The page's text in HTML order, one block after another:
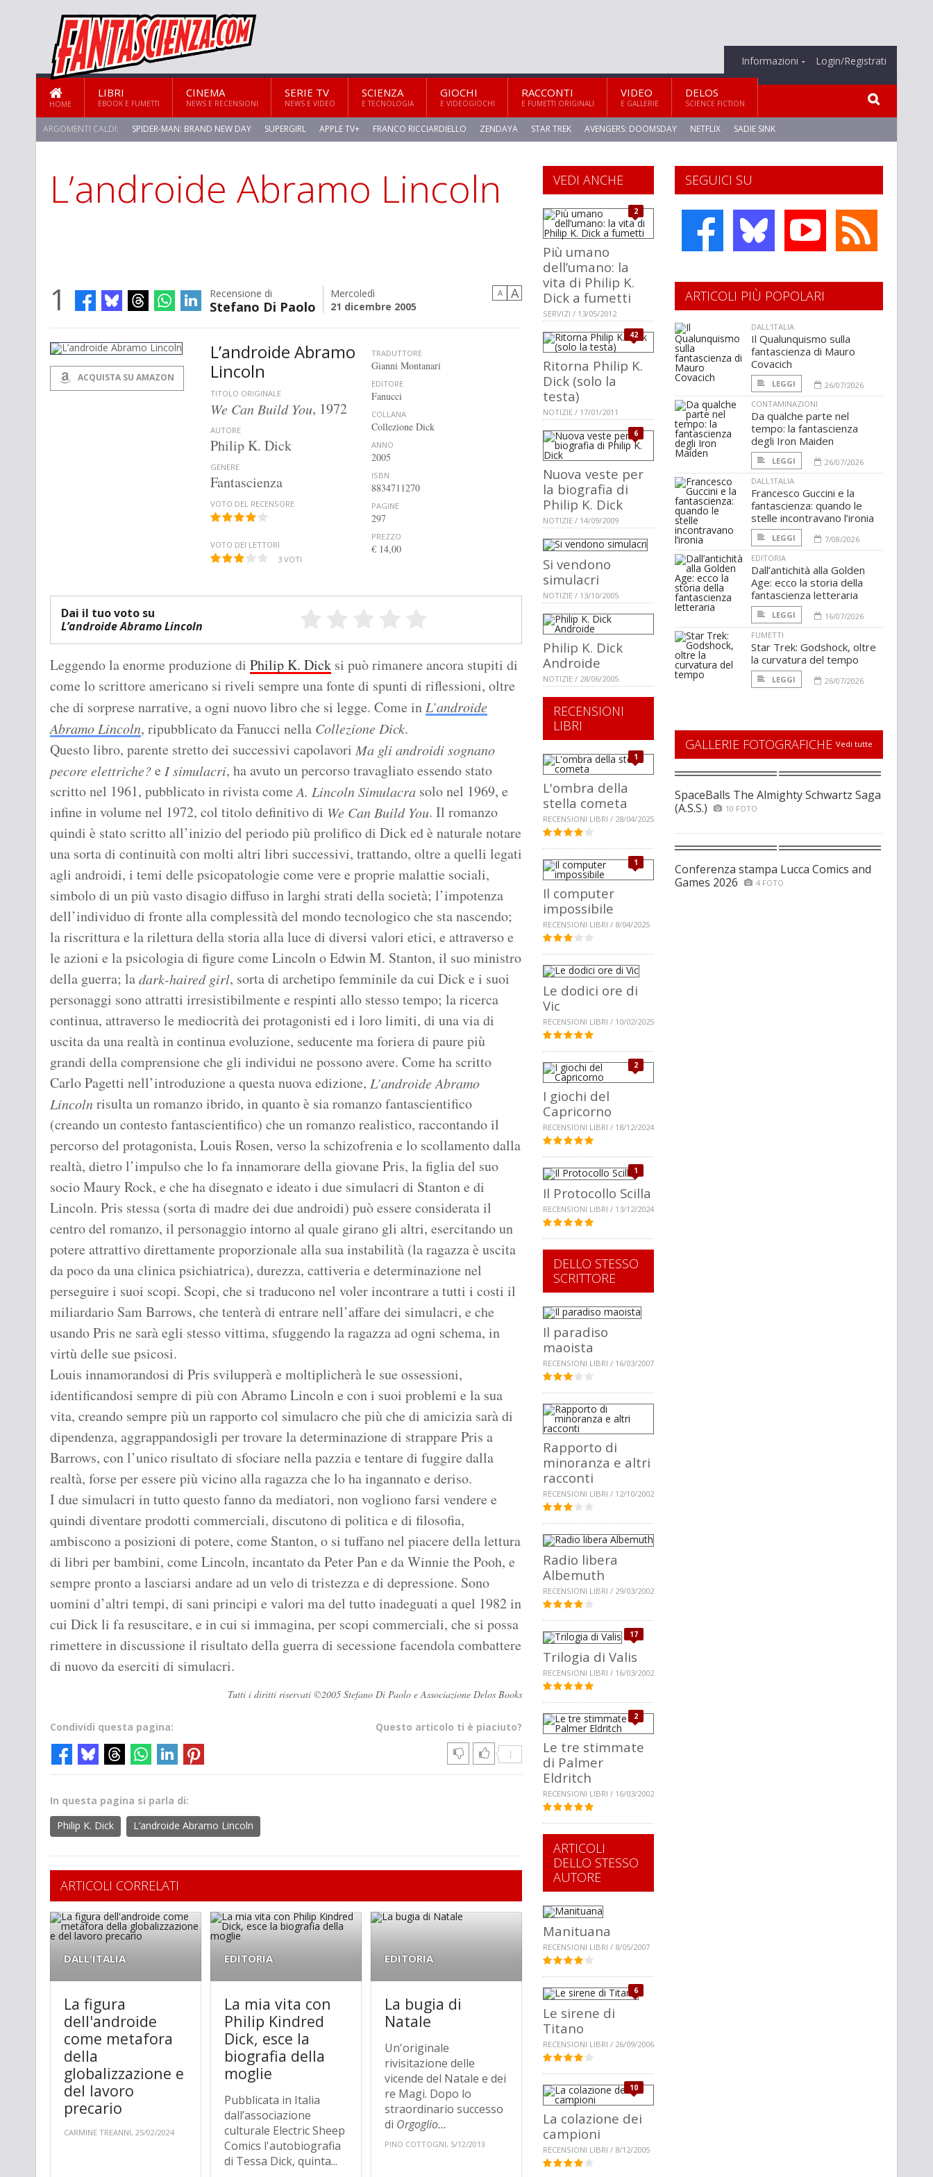
Informazioni Login/Registrati
HOME
LIBRI
EBOOK E FUMETTI
CINEMA
NEWS E RECENSIONI
SERIE TV
NEWS E VIDEO
SCIENZA
E TECNOLOGIA
GIOCHI
E VIDEOGIOCHI
RACCONTI
E FUMETTI ORIGINALI
VIDEO
E GALLERIE
DELOS
SCIENCE FICTION
ARGOMENTI CALDI: SPIDER-MAN: BRAND NEW DAY SUPERGIRL APPLE TV+ FRANCO RICCIARDIELLO ZENDAYA STAR TREK AVENGERS: DOOMSDAY NETFLIX SADIE SINK
STAR TREK: STRANGE NEW WORLDS
L’androide Abramo Lincoln
1 Recensione di
Stefano Di Paolo
Mercoledì
21 dicembre 2005
A A
ACQUISTA SU AMAZON
L’androide Abramo
Lincoln
TITOLO ORIGINALE
We Can Build You, 1972
AUTORE
Philip K. Dick
GENERE
Fantascienza
VOTO DEL RECENSORE
VOTO DEI LETTORI
3 VOTI
TRADUTTORE
Gianni Montanari
EDITORE
Fanucci
COLLANA
Collezione Dick
ANNO
2005
ISBN
8834711270
PAGINE
297
PREZZO
€ 14,00
Dai il tuo voto su
L’androide Abramo Lincoln
Leggendo la enorme produzione di Philip K. Dick si può rimanere ancora stupiti di
come lo scrittore americano si riveli sempre una fonte di spunti di riflessioni, oltre
che di sorprese narrative, a ogni nuovo libro che si legge. Come inL’androide
Abramo Lincoln, ripubblicato da Fanucci nella Collezione Dick.
Questo libro, parente stretto dei successivi capolavori Ma gli androidi sognano
pecore elettriche?e I simulacri, ha avuto un percorso travagliato essendo stato
scritto nel 1961, pubblicato in rivista come A. Lincoln Simulacra solo nel 1969, e
infine in volume nel 1972, col titolo definitivo di We Can Build You. Il romanzo
quindi è stato scritto all’inizio del periodo più prolifico di Dick ed è naturale notare
una sorta di continuità con molti altri libri successivi, trattando, oltre a quelli legati
agli androidi, i temi delle psicopatologie come vere e proprie malattie sociali,
simbolo di un più vasto disagio diffuso in larghi strati della società; l’impotenza
dell’individuo di fronte alla complessità del mondo tecnologico che sta nascendo;
la riscrittura e la rilettura della storia alla luce di diversi valori etici, e attraverso e
le azioni e la psicologia di figure come Lincoln o Edwin M. Stanton, il suo ministro
della guerra; ladark-haired girl, sorta di archetipo femminile da cui Dick e i suoi
personaggi sono attratti irresistibilmente e respinti allo stesso tempo; la ricerca
continua, attraverso le mediocrità dei protagonisti ed i loro limiti, di una via di
uscita da una realtà in continua evoluzione, seducente ma foriera di paure più
grandi della comprensione che gli individui ne possono avere. Come ha scritto
Carlo Pagetti nell’introduzione a questa nuova edizione, L’androide Abramo
Lincolnrisulta un romanzo ibrido, in quanto è sia romanzo fantascientifico
(creando un contesto fantascientifico) che un romanzo realistico, raccontando il
percorso del protagonista, Louis Rosen, verso la schizofrenia e lo scollamento dalla
realtà, dietro l’impulso che lo fa innamorare della giovane Pris, la figlia del suo
socio Maury Rock, e che ha disegnato e ideato i due simulacri di Stanton e di
Lincoln. Pris stessa (sorta di madre dei due androidi) può essere considerata il
centro del romanzo, il personaggio intorno al quale girano gli altri, esercitando un
potere attrattivo direttamente proporzionale alla sua instabilità (la ragazza è uscita
da poco da una clinica psichiatrica), durezza, cattiveria e determinazione nel
perseguire i suoi scopi. Scopi, che si traducono nel voler incontrare a tutti i costi il
miliardario Sam Barrows, che tenterà di entrare nell’affare dei simulacri, e che
usando Pris ne sarà egli stesso vittima, sfuggendo la ragazza ad ogni schema, in
virtù delle sue psicosi.
Louis innamorandosi di Pris svilupperà e moltiplicherà le sue ossessioni,
identificandosi sempre di più con Abramo Lincoln e con i suoi problemi e la sua
vita, creando sempre più un rapporto col simulacro che più che di amicizia sarà di
dipendenza, aggrappandosigli per trovare la determinazione di strappare Pris a
Barrows, con l’unico risultato di sfociare nella pazzia e tentare di fuggire dalla
realtà, forse per essere più vicino alla ragazza che lo ha ingannato e deriso.
I due simulacri in tutto questo fanno da mediatori, non vogliono farsi vendere e
quindi diventare prodotti commerciali, discutono di politica e di filosofia,
ambiscono a posizioni di potere, come Stanton, o si tuffano nel piacere della lettura
di libri per bambini, come Lincoln, incantato da Peter Pan e da Winnie the Pooh, e
sempre pronto a lasciarsi andare ad un velo di tristezza e di depressione. Sono
uomini d’altri tempi, di sani principi e valori ma del tutto inadeguati a quel 1982 in
cui Dick li fa resuscitare, e in cui si immagina, per scopi commerciali, che si possa
rimettere in discussione il risultato della guerra di secessione facendola combattere
di nuovo da eserciti di simulacri.
Tutti i diritti riservati ©2005 Stefano Di Paolo e Associazione Delos Books
Questo articolo ti è piaciuto?
1
Condividi questa pagina:
In questa pagina si parla di:
Philip K. Dick
L’androide Abramo Lincoln
ARTICOLI CORRELATI
DALL'ITALIA
La figura
dell'androide
come metafora
della
globalizzazione e
del lavoro
precario
CARMINE TREANNI, 25/02/2024
EDITORIA
La mia vita con
Philip Kindred
Dick, esce la
biografia della
moglie
Pubblicata in Italia
dall’associazione
culturale Electric Sheep
Comics l'autobiografia
di Tessa Dick, quinta...
EDITORIA
La bugia di
Natale
Un'originale
rivisitazione delle
vicende del Natale e dei
re Magi. Dopo lo
straordinario successo
di Orgoglio...
PINO COTTOGNI, 5/12/2013
SEGUICI SU
VEDI ANCHE
2
Più umano
dell’umano: la
vita di Philip K.
Dick a fumetti
SERVIZI / 13/05/2012
42
Ritorna Philip K.
Dick (solo la
testa)
NOTIZIE / 17/01/2011
6
Nuova veste per
la biografia di
Philip K. Dick
NOTIZIE / 14/09/2009
Si vendono
simulacri
NOTIZIE / 13/10/2005
Philip K. Dick
Androide
NOTIZIE / 28/06/2005
RECENSIONI
LIBRI
1
L'ombra della
stella cometa
RECENSIONI LIBRI / 28/04/2025
1
Il computer
impossibile
RECENSIONI LIBRI / 8/04/2025
Le dodici ore di
Vic
RECENSIONI LIBRI / 10/02/2025
2
I giochi del
Capricorno
RECENSIONI LIBRI / 18/12/2024
1
Il Protocollo Scilla
RECENSIONI LIBRI / 13/12/2024
DELLO STESSO
SCRITTORE
Il paradiso
maoista
RECENSIONI LIBRI / 16/03/2007
Rapporto di
minoranza e altri
racconti
RECENSIONI LIBRI / 12/10/2002
Radio libera
Albemuth
RECENSIONI LIBRI / 29/03/2002
17
Trilogia di Valis
RECENSIONI LIBRI / 16/03/2002
2
Le tre stimmate
di Palmer
Eldritch
RECENSIONI LIBRI / 16/03/2002
ARTICOLI
DELLO STESSO
AUTORE
Manituana
RECENSIONI LIBRI / 8/05/2007
6
Le sirene di
Titano
RECENSIONI LIBRI / 26/09/2006
10
La colazione dei
campioni
RECENSIONI LIBRI / 8/12/2005
ARTICOLI PIÙ POPOLARI
DALL'ITALIA
Il Qualunquismo sulla
fantascienza di Mauro
Covacich
LEGGI
26/07/2026
CONTAMINAZIONI
Da qualche parte nel
tempo: la fantascienza
degli Iron Maiden
LEGGI
26/07/2026
DALL'ITALIA
Francesco Guccini e la
fantascienza: quando le
stelle incontravano l’ironia
LEGGI
7/08/2026
EDITORIA
Dall’antichità alla Golden
Age: ecco la storia della
fantascienza letteraria
LEGGI
16/07/2026
FUMETTI
Star Trek: Godshock, oltre
la curvatura del tempo
LEGGI 26/07/2026
GALLERIE FOTOGRAFICHE Vedi tutte
SpaceBalls The Almighty Schwartz Saga
(A.S.S.)
10 FOTO
Conferenza stampa Lucca Comics and
Games 2026
4 FOTO